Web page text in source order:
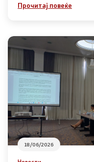
Контакт
Линкови
Изјава за
Со
Прочитај повеќе
18/06/2026